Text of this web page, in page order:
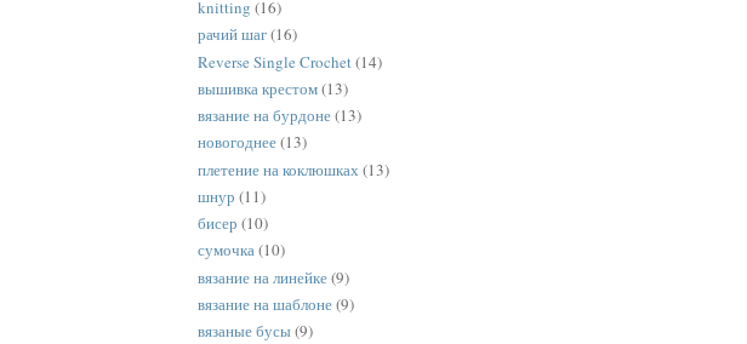
knitting (16)
рачий шаг(16)
Reverse Single Crochet(14)
вышивка крестом(13)
вязание на бурдоне(13)
новогоднее(13)
плетение на коклюшках(13)
шнур (11)
бисер (10)
сумочка(10)
вязание на линейке(9)
вязание на шаблоне(9)
вязаные бусы(9)